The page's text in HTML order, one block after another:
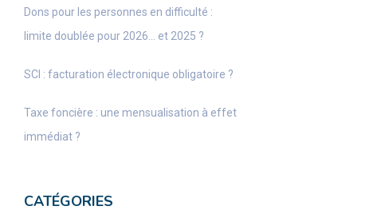
Dons pour les personnes en difficulté :
limite doublée pour 2026… et 2025 ?
SCI : facturation électronique obligatoire ?
Taxe foncière : une mensualisation à effet
immédiat ?
CATÉGORIES